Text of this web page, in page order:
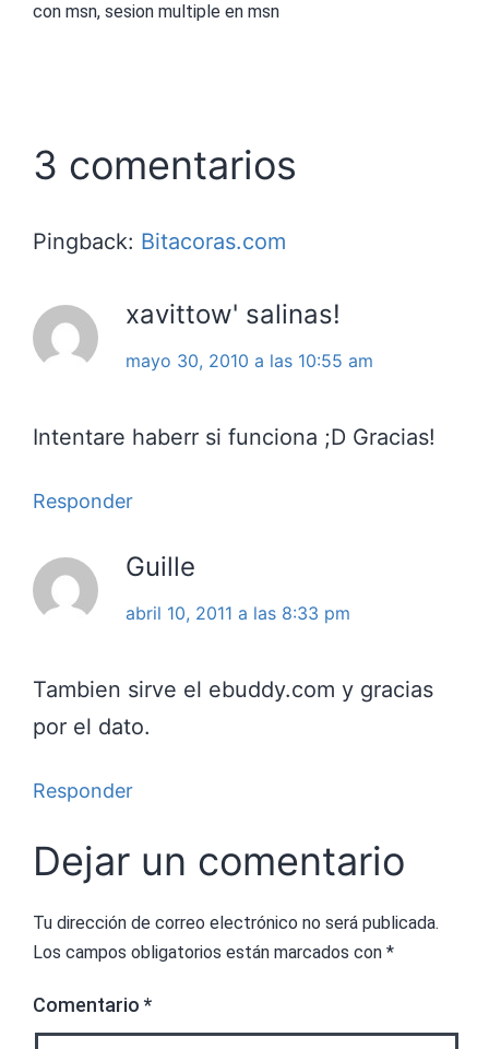
con msn, sesion multiple en msn
3 comentarios
Pingback: Bitacoras.com
xavittow' salinas!
mayo 30, 2010 a las 10:55 am
Intentare haberr si funciona ;D Gracias!
Responder
Guille
abril 10, 2011 a las 8:33 pm
Tambien sirve el ebuddy.com y gracias
por el dato.
Responder
Dejar un comentario
Tu dirección de correo electrónico no será publicada.
Los campos obligatorios están marcados con *
Comentario *